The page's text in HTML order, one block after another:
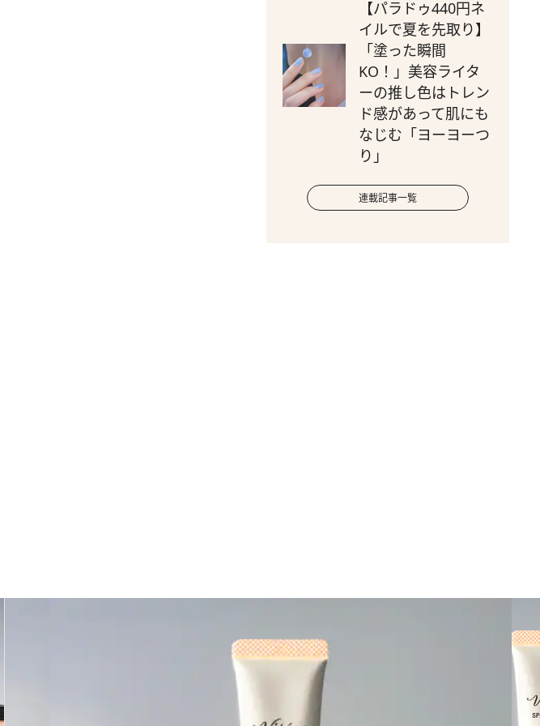
【パラドゥ440円ネ
イルで夏を先取り】
「塗った瞬間
KO！」美容ライタ
ーの推し色はトレン
ド感があって肌にも
なじむ「ヨーヨーつ
り」
連載記事一覧